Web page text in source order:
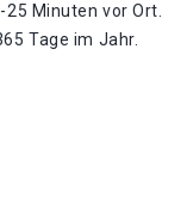
Minuten vor Ort.
Tage im Jahr.